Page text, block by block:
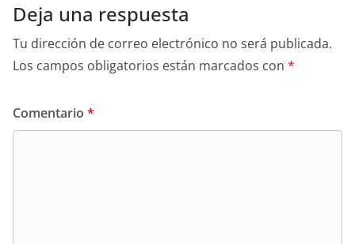
Deja una respuesta
Tu dirección de correo electrónico no será publicada.
Los campos obligatorios están marcados con *
Comentario *